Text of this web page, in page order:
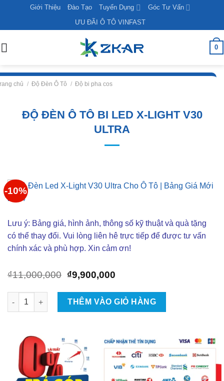
content
Giới Thiệu Đào Tạo Tuyển Dụng
Góc Tư Vấn
ƯU ĐÃI Ô TÔ VINFAST
0
chủ / Độ Đèn Ô Tô / Độ bi pha cos
ĐỘ ĐÈN Ô TÔ BI LED X-LIGHT V30
ULTRA
-10%
Lưu ý: Bảng giá, hình ảnh, thông số kỹ thuật và quà tặng
có thể thay đổi. Vui lòng liên hê trực tiếp để được tư vấn
chính xác và phù hợp. Xin cảm ơn!
₫11,000,000 Giá
là:
₫11,000,000.
₫9,900,000Giá
tại
là:
₫9,900,000.
Độ Đèn Ô Tô Bi Led X-Light V30 Ultra số lượng
THÊM VÀO GIỎ HÀNG